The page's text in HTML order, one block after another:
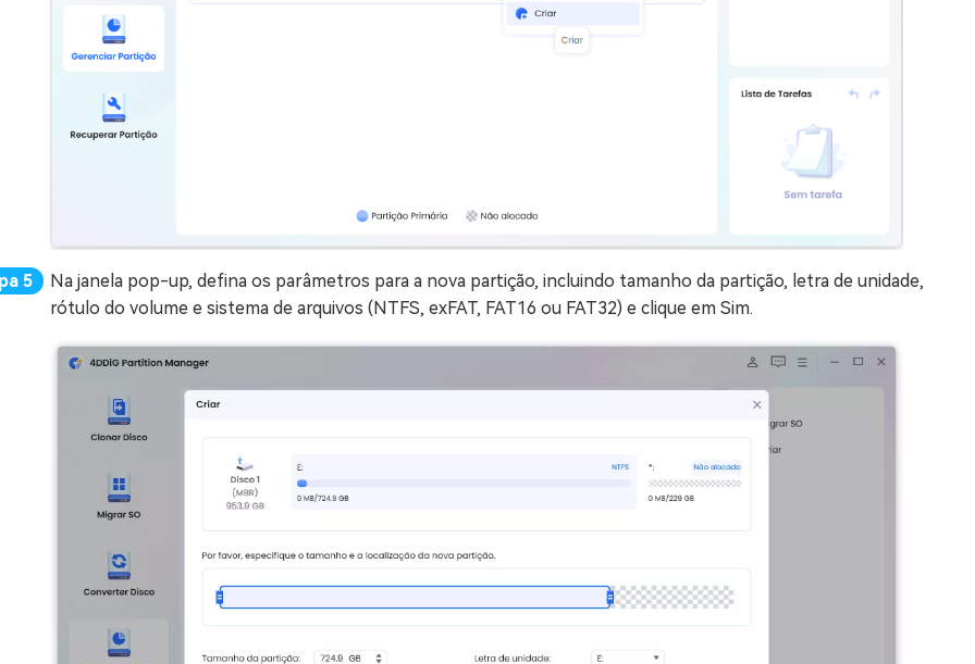
Na janela pop-up, defina os parâmetros para a nova partição, incluindo tamanho da partição, letra de unidade,
rótulo do volume e sistema de arquivos (NTFS, exFAT, FAT16 ou FAT32) e clique em Sim.